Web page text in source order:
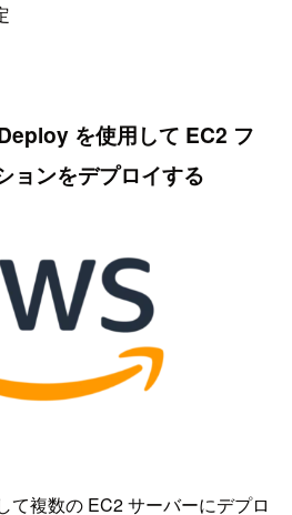
を使用して EC2 フ
ョンをデプロイする
て複数の EC2 サーバーにデプロ